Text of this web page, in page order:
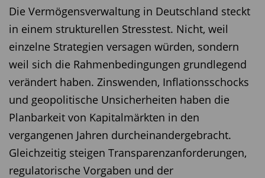
Die Vermögensverwaltung in Deutschland steckt
in einem strukturellen Stresstest. Nicht, weil
einzelne Strategien versagen würden, sondern
weil sich die Rahmenbedingungen grundlegend
verändert haben. Zinswenden, Inflationsschocks
und geopolitische Unsicherheiten haben die
Planbarkeit von Kapitalmärkten in den
vergangenen Jahren durcheinandergebracht.
Gleichzeitig steigen Transparenzanforderungen,
regulatorische Vorgaben und der